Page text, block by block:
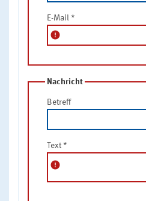
E-Mail *
error
Nachricht
Betreff
Text *
error